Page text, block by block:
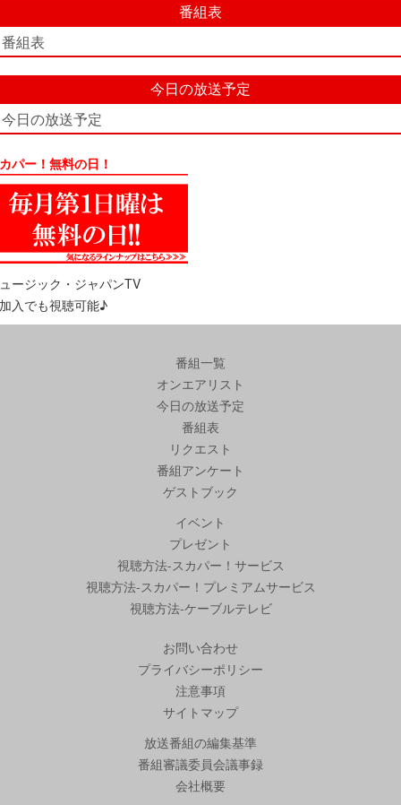
番組表
番組表
今日の放送予定
今日の放送予定
パー！無料の日！
ージック・ジャパンTV
入でも視聴可能♪
番組一覧
オンエアリスト
今日の放送予定
番組表
リクエスト
番組アンケート
ゲストブック
イベント
プレゼント
視聴方法-スカパー！サービス
視聴方法-スカパー！プレミアムサービス
視聴方法-ケーブルテレビ
お問い合わせ
プライバシーポリシー
注意事項
サイトマップ
放送番組の編集基準
番組審議委員会議事録
会社概要